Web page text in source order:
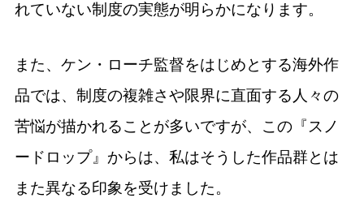
れていない制度の実態が明らかになります。
また、ケン・ローチ監督をはじめとする海外作
品では、制度の複雑さや限界に直面する人々の
苦悩が描かれることが多いですが、この『スノ
ードロップ』からは、私はそうした作品群とは
また異なる印象を受けました。